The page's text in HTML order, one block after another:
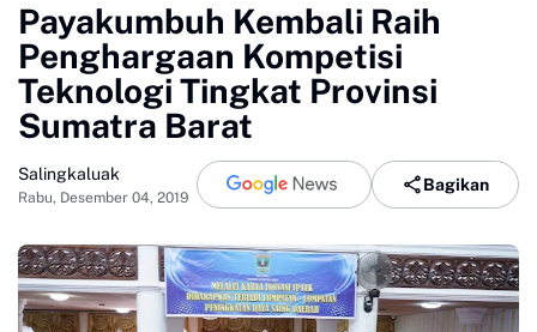
Payakumbuh Kembali Raih
Penghargaan Kompetisi
Teknologi Tingkat Provinsi
Sumatra Barat
Salingkaluak
Rabu, Desember 04, 2019
Bagikan